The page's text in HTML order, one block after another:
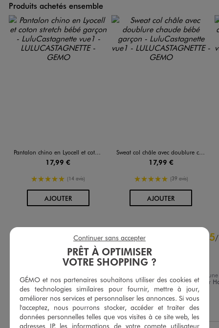
Produits achetés ensemble
Pantalon chino en Lyocell et coton stretch bébé garçon - LuluCastagnette
17,99 €
5/5 de moyenne
(14 avis)
AJOUTERAU PANIER
Sweat col châle avec doublure chaude bébé garçon - LuluCastagnette
17,99 €
5/5 de moyenne
(39 avis)
AJOUTERAU PANIER
4.8/5
Basé sur
avis soumis à un
contrôle
Voir tous les avis sur ce site
5étoiles
12
5/
Avis vérifié et récompensé
Nickel
, suite à une
expérience du 13/03/2026 par
E.
Utile(0) Signaler
PRÊT À OPTIMISER
VOTRE SHOPPING ?
GÉMO et nos partenaires souhaitons utiliser des cookies et
des technologies similaires pour fournir, mettre à jour,
améliorer nos services et personnaliser les annonces. Si vous
l'acceptez, nous pourrons stocker, accéder et traiter des
données personnelles telles que vos visites à ce site web, les
adresses IP, les informations de votre compte utilisateur
Continuer sans accepter